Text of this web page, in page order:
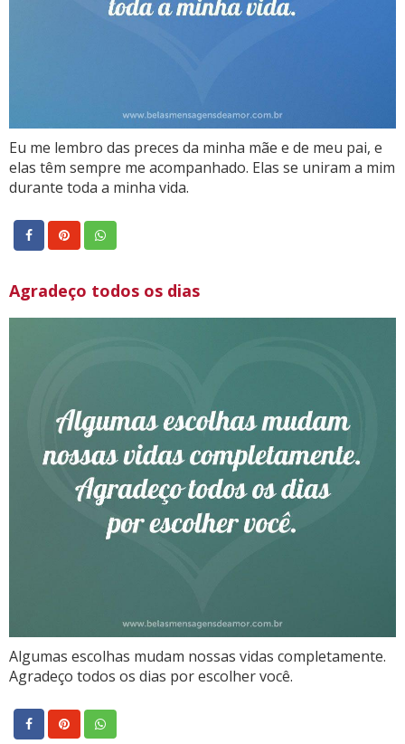
Eu me lembro das preces da minha mãe e de meu pai, e
elas têm sempre me acompanhado. Elas se uniram a mim
durante toda a minha vida.
Agradeço todos os dias
Algumas escolhas mudam nossas vidas completamente.
Agradeço todos os dias por escolher você.